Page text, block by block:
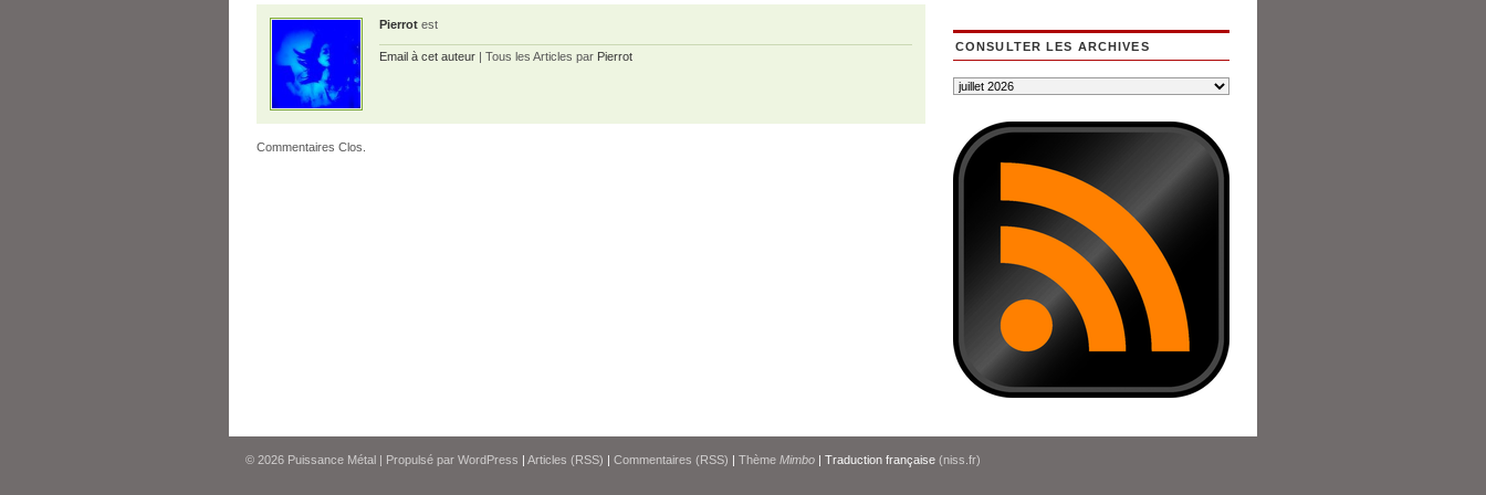
Pierrot est
Email à cet auteur | Tous les Articles par Pierrot
Commentaires Clos.
CONSULTER LES ARCHIVES
© 2026 Puissance Métal | Propulsé par WordPress | Articles (RSS) | Commentaires (RSS) | Thème Mimbo | Traduction française (niss.fr)